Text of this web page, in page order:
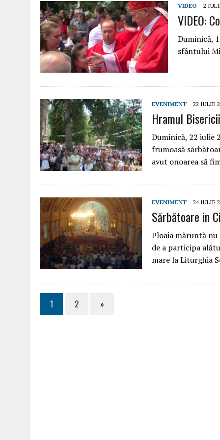
VIDEO 2
VIDEO:
Duminică,
sfântului
EVENIMENT 22 IULIE
Hramul
Duminică, 22 iulie
frumoasă
avut onoarea să
EVENIMENT 24 IULIE
Sărbătoare in
Ploaia măruntă
de a participa
mare la Liturghia
1 2 »